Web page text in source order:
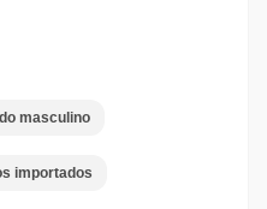
masculino
importados